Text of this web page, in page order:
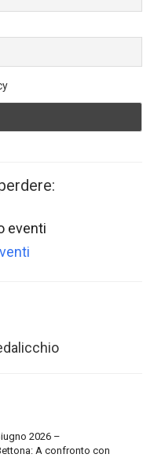
eventi
2026 –
A confronto con